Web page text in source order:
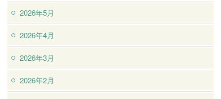
2026年5月
2026年4月
2026年3月
2026年2月